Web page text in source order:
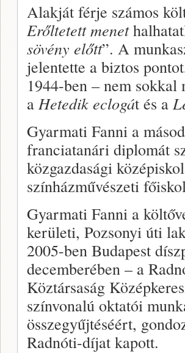
Alakját férje számos
Erőltetett menet
sövény előtt”. A
jelentette a biztos
1944-ben – nem
a Hetedik eclogát és a
Gyarmati Fanni a
franciatanári diplomát
közgazdasági
színházművészeti
Gyarmati Fanni a
kerületi, Pozsonyi úti
2005-ben Budapest
decemberében – a
Köztársaság
színvonalú oktatói
összegyűjtéséért,
Radnóti-díjat kapott.